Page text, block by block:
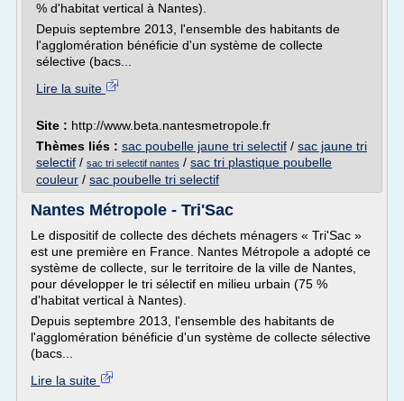
% d'habitat vertical à Nantes).
Depuis septembre 2013, l'ensemble des habitants de
l'agglomération bénéficie d'un système de collecte
sélective (bacs...
Lire la suite
Site : http://www.beta.nantesmetropole.fr
Thèmes liés : sac poubelle jaune tri selectif / sac jaune tri
selectif / sac tri selectif nantes / sac tri plastique poubelle
couleur / sac poubelle tri selectif
Nantes Métropole - Tri'Sac
Le dispositif de collecte des déchets ménagers « Tri'Sac »
est une première en France. Nantes Métropole a adopté ce
système de collecte, sur le territoire de la ville de Nantes,
pour développer le tri sélectif en milieu urbain (75 %
d'habitat vertical à Nantes).
Depuis septembre 2013, l'ensemble des habitants de
l'agglomération bénéficie d'un système de collecte sélective
(bacs...
Lire la suite